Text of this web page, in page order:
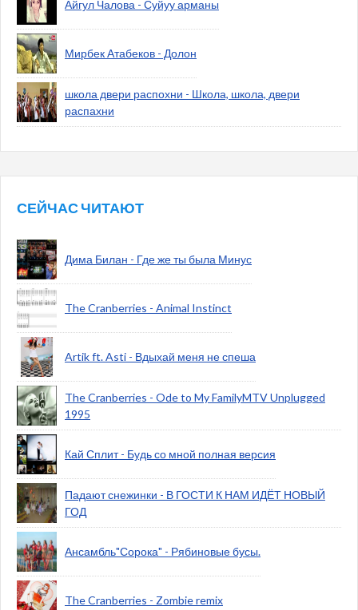
Айгул Чалова - Суйуу арманы
Мирбек Атабеков - Долон
школа двери распохни - Школа, школа, двери
распахни
СЕЙЧАС ЧИТАЮТ
Дима Билан - Где же ты была Минус
The Cranberries - Animal Instinct
Artik ft. Asti - Вдыхай меня не спеша
The Cranberries - Ode to My FamilyMTV Unplugged
1995
Кай Сплит - Будь со мной полная версия
Падают снежинки - В ГОСТИ К НАМ ИДЁТ НОВЫЙ
ГОД
Ансамбль"Сорока" - Рябиновые бусы.
The Cranberries - Zombie remix